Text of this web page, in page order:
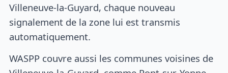
Villeneuve-la-Guyard, chaque nouveau
signalement de la zone lui est transmis
automatiquement.
WASPP couvre aussi les communes voisines de